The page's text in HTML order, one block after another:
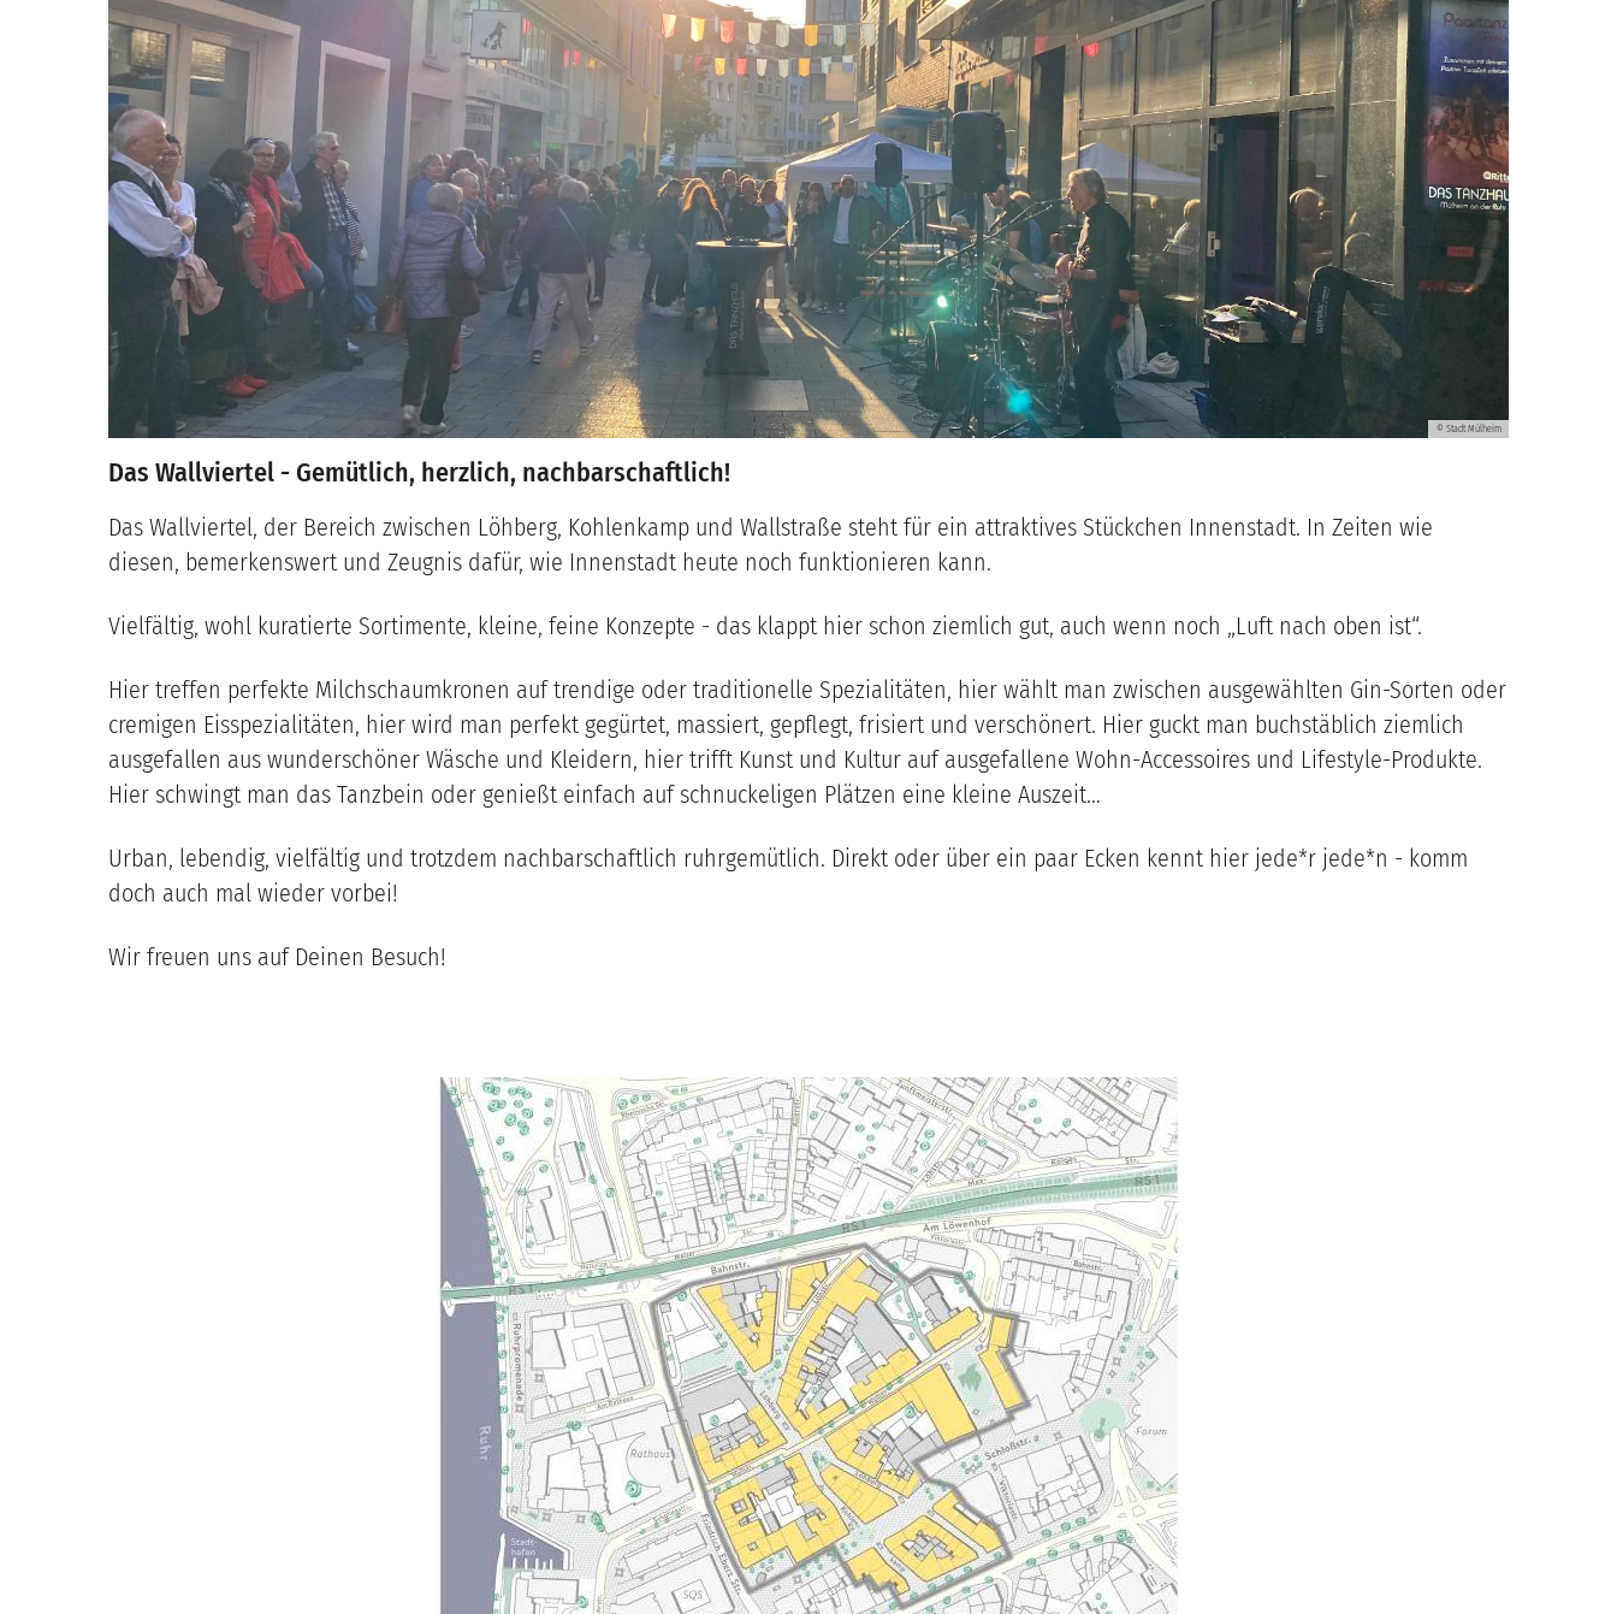
© Stadt Mülheim
Das Wallviertel -Gemütlich, herzlich, nachbarschaftlich!
Das Wallviertel, der Bereich zwischen Löhberg, Kohlenkamp und Wallstraße steht für ein attraktives Stückchen Innenstadt. In Zeiten wie
diesen, bemerkenswert und Zeugnis dafür, wie Innenstadt heute noch funktionieren kann.
Vielfältig, wohl kuratierte Sortimente, kleine, feine Konzepte - das klappt hier schon ziemlich gut, auch wenn noch „Luft nach oben ist“.
Hier treffen perfekte Milchschaumkronen auf trendige oder traditionelle Spezialitäten, hier wählt man zwischen ausgewählten Gin-Sorten oder
cremigen Eisspezialitäten, hier wird man perfekt gegürtet, massiert, gepflegt, frisiert und verschönert. Hier guckt man buchstäblich ziemlich
ausgefallen aus wunderschöner Wäsche und Kleidern, hier trifft Kunst und Kultur auf ausgefallene Wohn-Accessoires und Lifestyle-Produkte.
Hier schwingt man das Tanzbein oder genießt einfach auf schnuckeligen Plätzen eine kleine Auszeit…
Urban, lebendig, vielfältig und trotzdem nachbarschaftlich ruhrgemütlich. Direkt oder über ein paar Ecken kennt hier jede*r jede*n - komm
doch auch mal wieder vorbei!
Wir freuen uns auf Deinen Besuch!